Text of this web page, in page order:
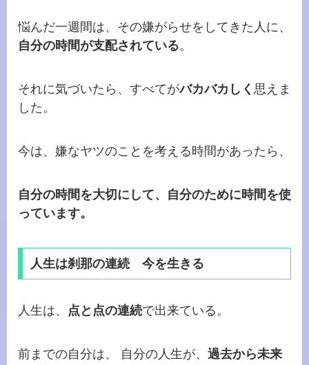
悩んだ一週間は、その嫌がらせをしてきた人に、
自分の時間が支配されている。
それに気づいたら、すべてがバカバカしく 思えま
した。
今は、嫌なヤツのことを考える時間があったら、
自分の時間を大切にして、自分のために時間を使
っています。
人生は刹那の連続 今を生きる
人生は、 点と点の連続で出来ている。
前までの自分は、 自分の人生が、 過去から未来